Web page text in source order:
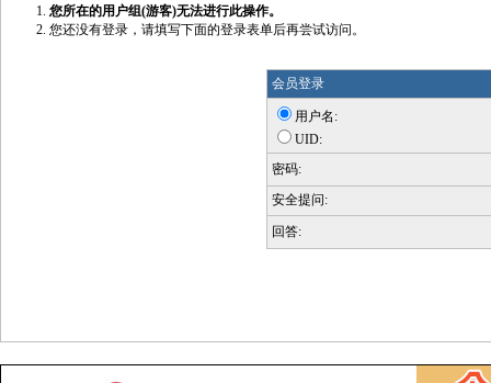
您所在的用户组(游客)无法进行此操作。
您还没有登录，请填写下面的登录表单后再尝试访问。
会员登录
用户名:
UID:
密码:
安全提问:
回答: